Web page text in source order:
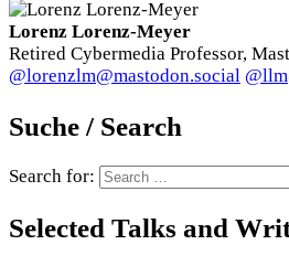
Lorenz Lorenz-Meyer
Retired Cybermedia Professor,
@lorenzlm@mastodon.social
Suche / Search
Search for:
Selected Talks and